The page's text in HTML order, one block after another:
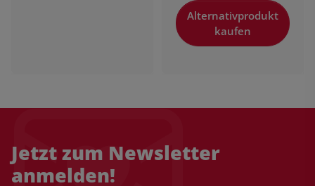
Alternativprodukt
kaufen
Jetzt zum Newsletter
anmelden!